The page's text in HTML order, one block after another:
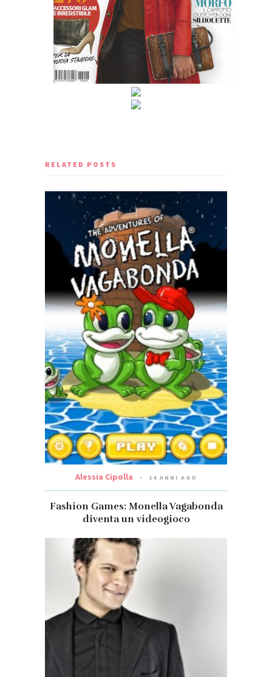
RELATED POSTS
Alessia Cipolla 14 ANNI AGO
Fashion Games: Monella Vagabonda
diventa un videogioco